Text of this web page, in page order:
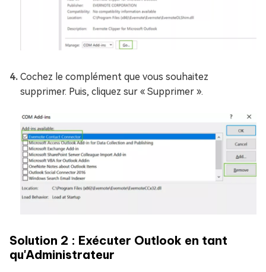
Cochez le complément que vous souhaitez
supprimer. Puis, cliquez sur « Supprimer ».
Solution 2 : Exécuter Outlook en tant
qu'Administrateur